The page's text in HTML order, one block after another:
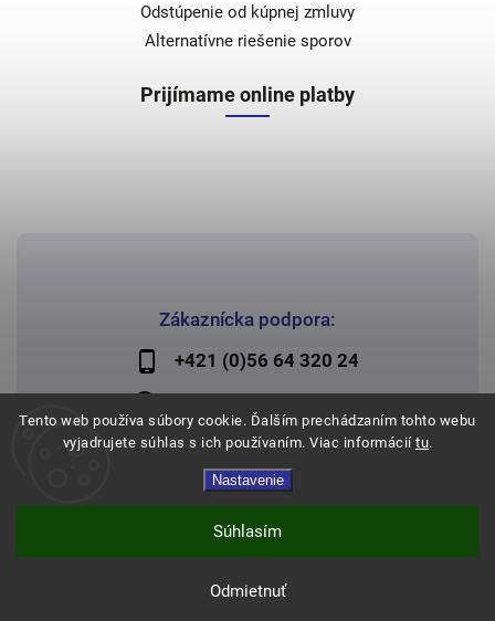
Tento web používa súbory cookie. Ďalším prechádzaním tohto webu
vyjadrujete súhlas s ich používaním. Viac informácií tu.
Nastavenie
Odmietnuť
Súhlasím
Zákaznícka podpora:
+421 (0)56 64 320 24
Odstúpenie od kúpnej zmluvy
Alternatívne riešenie sporov
Prijímame online platby
Copyright 2026Papier Lechman. Všetky práva vyhradené.
Shoptet | Design